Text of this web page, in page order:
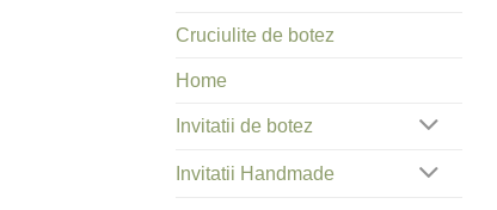
Cruciulite de botez
Home
Invitatii de botez
Invitatii Handmade